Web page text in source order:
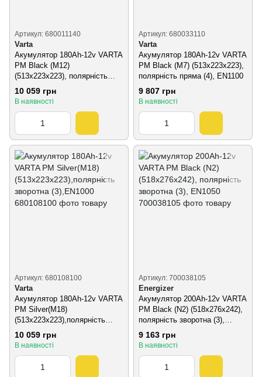
Артикул: 680011140
Varta
Акумулятор 180Ah-12v VARTA
PM Black (M12)
(513х223х223), полярність
зворотна (3), EN1400
10 059 грн
В наявності
Артикул: 680033110
Varta
Акумулятор 180Ah-12v VARTA
PM Black (M7) (513x223x223),
полярність пряма (4), EN1100
9 807 грн
В наявності
Артикул: 680108100
Varta
Акумулятор 180Ah-12v VARTA
PM Silver(M18)
(513x223x223),полярність
зворотна (3),EN1000
10 059 грн
В наявності
Артикул: 700038105
Energizer
Акумулятор 200Ah-12v VARTA
PM Black (N2) (518х276х242),
полярність зворотна (3),
EN1050
9 163 грн
В наявності